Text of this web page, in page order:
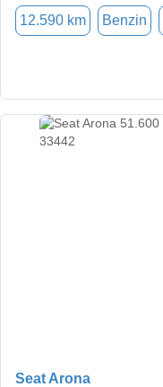
12.590 km Benzin
Seat Arona